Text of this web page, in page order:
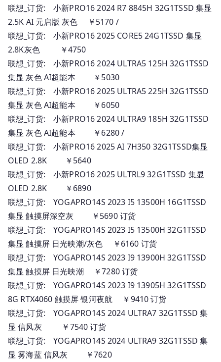
联想_订货: 小新PRO16 2024 R7 8845H 32G1TSSD 集显
2.5K AI 元启版 灰色 ￥5170 /
联想_订货: 小新PRO16 2025 CORE5 24G1TSSD 集显
2.8K灰色 ￥4750
联想_订货: 小新PRO16 2024 ULTRA5 125H 32G1TSSD
集显 灰色 AI超能本 ￥5030
联想_订货: 小新PRO16 2025 ULTRA5 225H 32G1TSSD
集显 灰色 AI超能本 ￥6050
联想_订货: 小新PRO16 2024 ULTRA9 185H 32G1TSSD
集显 灰色 AI超能本 ￥6280 /
联想_订货: 小新PRO16 2025 AI 7H350 32G1TSSD集显
OLED 2.8K ￥5640
联想_订货: 小新PRO16 2025 ULTRL9 32G1TSSD 集显
OLED 2.8K ￥6890
联想_订货: YOGAPRO14S 2023 I5 13500H 16G1TSSD
集显 触摸屏深空灰 ￥5690 订货
联想_订货: YOGAPRO14S 2023 I5 13500H 32G1TSSD
集显 触摸屏 日光映潮/灰色 ￥6160 订货
联想_订货: YOGAPRO14S 2023 I9 13900H 32G1TSSD
集显 触摸屏 日光映潮 ￥7280 订货
联想_订货: YOGAPRO14S 2023 I9 13905H 32G1TSSD
8G RTX4060 触摸屏 银河夜航 ￥9410 订货
联想_订货: YOGAPRO14S 2024 ULTRA7 32G1TSSD 集
显 信风灰 ￥7540 订货
联想_订货: YOGAPRO14S 2024 ULTRA9 32G1TSSD 集
显 雾海蓝 信风灰 ￥7620